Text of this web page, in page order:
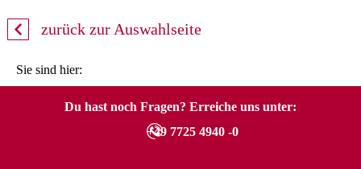
zurück zur Auswahlseite
Sie sind hier:
Du hast noch Fragen? Erreiche uns unter:
+49 7725 4940 -0